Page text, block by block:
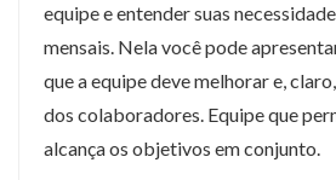
equipe e entender suas
mensais. Nela você pode
que a equipe deve melhorar e,
dos colaboradores. Equipe que
alcança os objetivos em conjunto.